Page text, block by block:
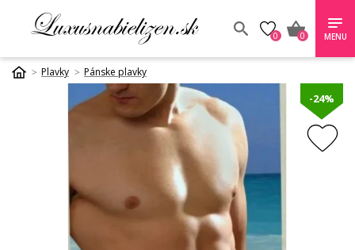
0 0 MENU
Plavky Pánske plavky
-24%